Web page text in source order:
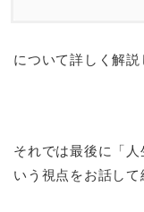
について詳しく解説
それでは最後に「
いう視点をお話して